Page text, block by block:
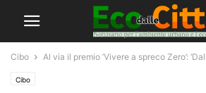
Cibo Al via il premio ’Vivere a spreco Zero’:
Cibo